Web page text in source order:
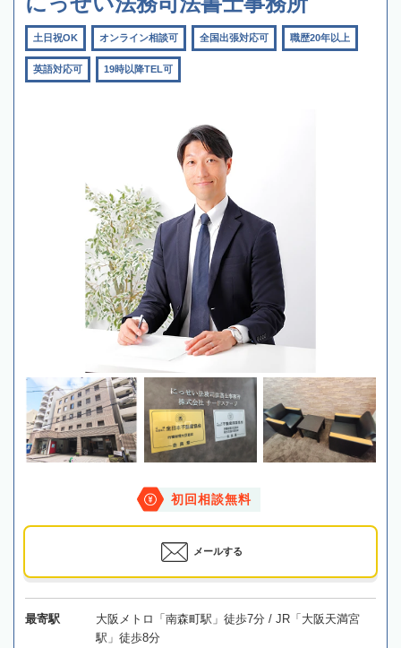
土日祝OK オンライン相談可 全国出張対応可 職歴20年以上
英語対応可 19時以降TEL可
初回相談無料
メールする
最寄駅
大阪メトロ「南森町駅」徒歩7分 / JR「大阪天満宮
駅」徒歩8分